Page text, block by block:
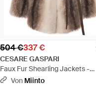
504 €337 €
CESARE GASPARI
Faux Fur Shearling Jackets -
Braun
Von Miinto